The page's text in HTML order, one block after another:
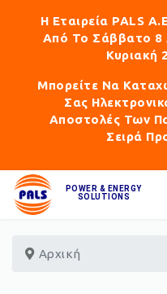
Η Εταιρεία PALS
Από Το Σάββατο 8
Κυριακή
Μπορείτε Να
Σας
Αποστολές Των
Σειρά
POWER & ENERGY
SOLUTIONS
Αρχική